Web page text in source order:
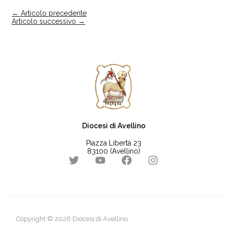
← Articolo precedente
Articolo successivo →
Diocesi di Avellino
Piazza Libertà 23
83100 (Avellino)
Copyright © 2026 Diocesi di Avellino